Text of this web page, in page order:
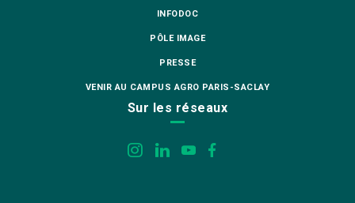
INFODOC
PÔLE IMAGE
PRESSE
VENIR AU CAMPUS AGRO PARIS-SACLAY
Sur les réseaux